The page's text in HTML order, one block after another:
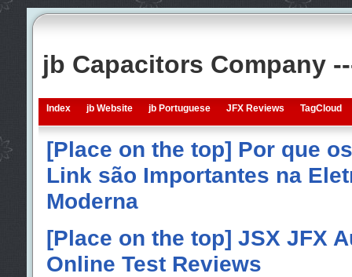
jb Capacitors Company
Index jb Website jb Portuguese JFX Reviews TagCloud
[Place on the top] Por que
Link são Importantes na
Moderna
[Place on the top] JSX JFX
Online Test Reviews